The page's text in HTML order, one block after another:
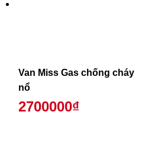
Van Miss Gas chống cháy
nổ
2700000₫